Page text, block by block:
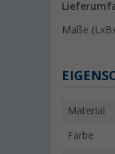
Maße
Material
Farbe